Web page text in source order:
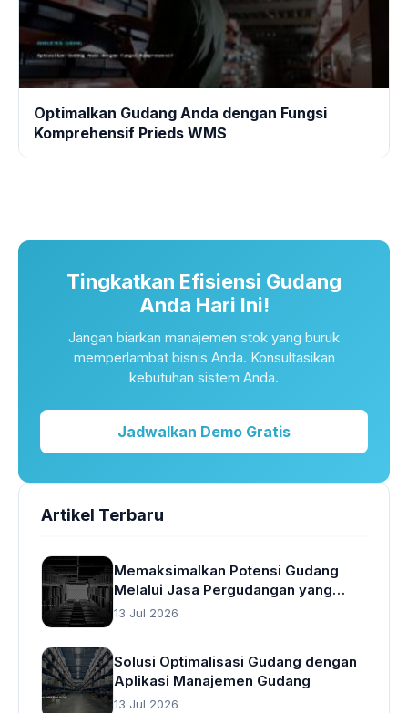
Optimalkan Gudang Anda dengan Fungsi
Komprehensif Prieds WMS
Tingkatkan Efisiensi Gudang
Anda Hari Ini!
Jangan biarkan manajemen stok yang buruk
memperlambat bisnis Anda. Konsultasikan
kebutuhan sistem Anda.
Jadwalkan Demo Gratis
Artikel Terbaru
Memaksimalkan Potensi Gudang
Melalui Jasa Pergudangan yang
Cerdas
13 Jul 2026
Solusi Optimalisasi Gudang dengan
Aplikasi Manajemen Gudang
13 Jul 2026